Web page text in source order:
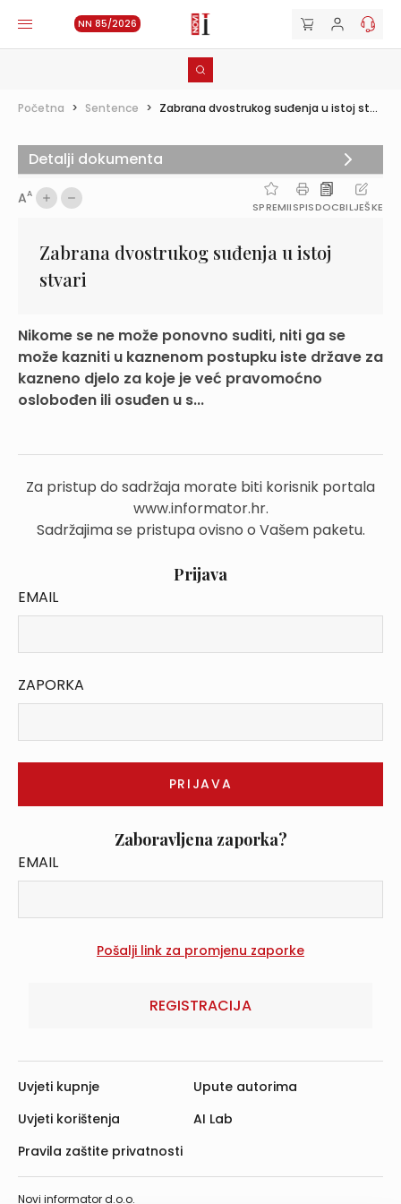
NN 85/2026
Početna > Sentence > Zabrana dvostrukog suđenja u istoj st...
AA
SPREMIISPISDOCBILJEŠKE
Zabrana dvostrukog suđenja u istoj
stvari
Nikome se ne može ponovno suditi, niti ga se
može kazniti u kaznenom postupku iste države za
kazneno djelo za koje je već pravomoćno
oslobođen ili osuđen u s...
Za pristup do sadržaja morate biti korisnik portala
www.informator.hr.
Sadržajima se pristupa ovisno o Vašem paketu.
Prijava
EMAIL
ZAPORKA
Zaboravljena zaporka?
EMAIL
REGISTRACIJA
Detalji dokumenta
Novi informator d.o.o.
Uvjeti kupnje
Uvjeti korištenja
Pravila zaštite privatnosti
Upute autorima
AI Lab